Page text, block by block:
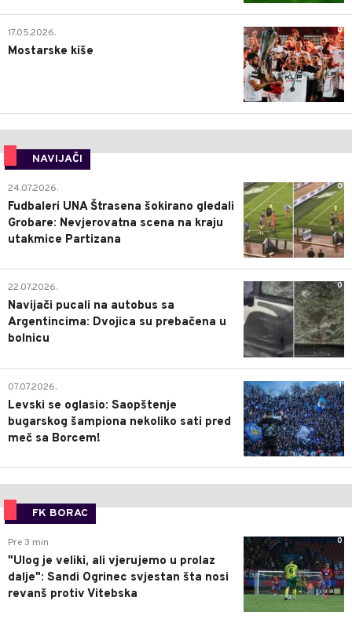
0
17.05.2026.
Mostarske kiše
NAVIJAČI
0
24.07.2026.
Fudbaleri UNA Štrasena šokirano gledali
Grobare: Nevjerovatna scena na kraju
utakmice Partizana
0
22.07.2026.
Navijači pucali na autobus sa
Argentincima: Dvojica su prebačena u
bolnicu
1
07.07.2026.
Levski se oglasio: Saopštenje
bugarskog šampiona nekoliko sati pred
meč sa Borcem!
FK BORAC
0
Pre 3 min
"Ulog je veliki, ali vjerujemo u prolaz
dalje": Sandi Ogrinec svjestan šta nosi
revanš protiv Vitebska